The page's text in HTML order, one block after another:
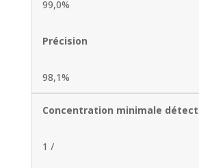
99,0%
Précision
98,1%
Concentration minimale
1 /